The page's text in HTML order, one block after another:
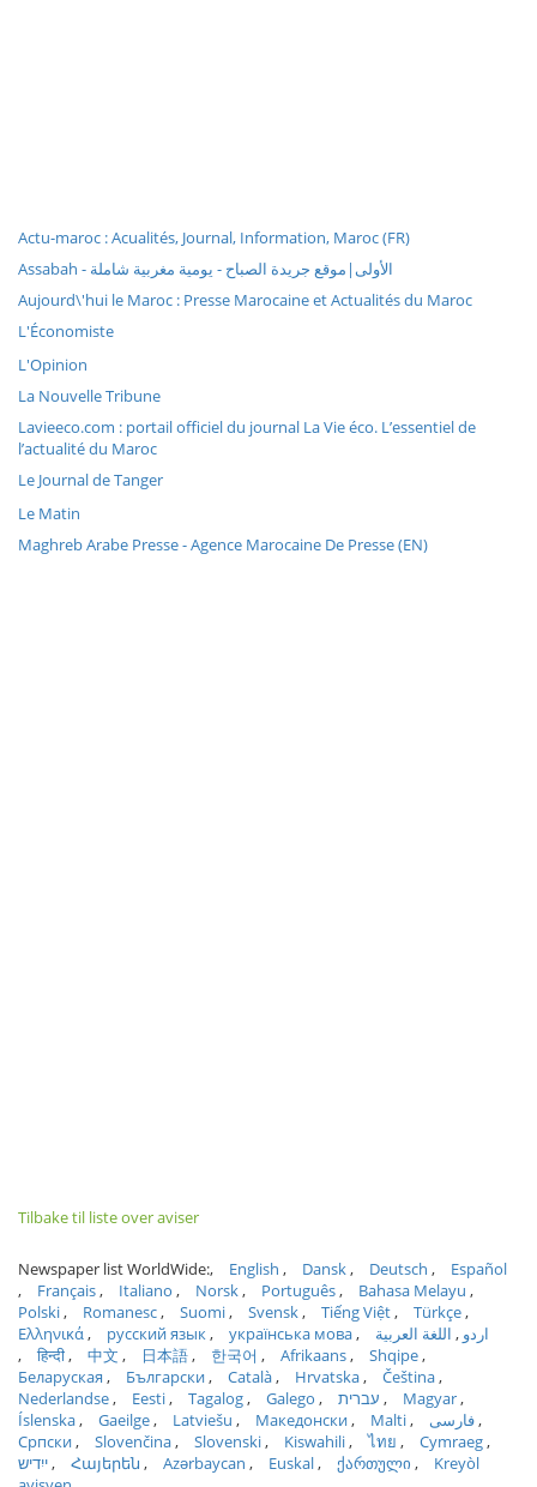
Actu-maroc : Acualités, Journal, Information, Maroc (FR)
Assabah - الأولى|موقع جريدة الصباح - يومية مغربية شاملة
Aujourd\'hui le Maroc : Presse Marocaine et Actualités du Maroc
L'Économiste
L'Opinion
La Nouvelle Tribune
Lavieeco.com : portail officiel du journal La Vie éco. L’essentiel de
l’actualité du Maroc
Le Journal de Tanger
Le Matin
Maghreb Arabe Presse - Agence Marocaine De Presse (EN)
Tilbake til liste over aviser
Newspaper list WorldWide: English Dansk Deutsch
Español
Français
Italiano Norsk Português
Bahasa Melayu
Polski
Romanesc Suomi Svensk Tiếng Việt
Türkçe
Ελληνικά
русский язык українська мова اردو
اللغة العربية
हिन्दी
中文 日本語 한국어 Afrikaans
Shqipe
Беларуская
Български Català Hrvatska
Čeština
Nederlandse
Eesti Tagalog Galego עברית
Magyar
Íslenska
Gaeilge Latviešu Македонски Malti
فارسی
Српски
Slovenčina Slovenski Kiswahili ไทย
Cymraeg
ייִדיש
Հայերեն Azərbaycan Euskal ქართული
Kreyòl